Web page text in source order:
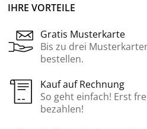
IHRE VORTEILE
Gratis Musterkarte
Bis zu drei
bestellen.
Kauf auf Rechnung
So geht einfach! Erst
bezahlen!